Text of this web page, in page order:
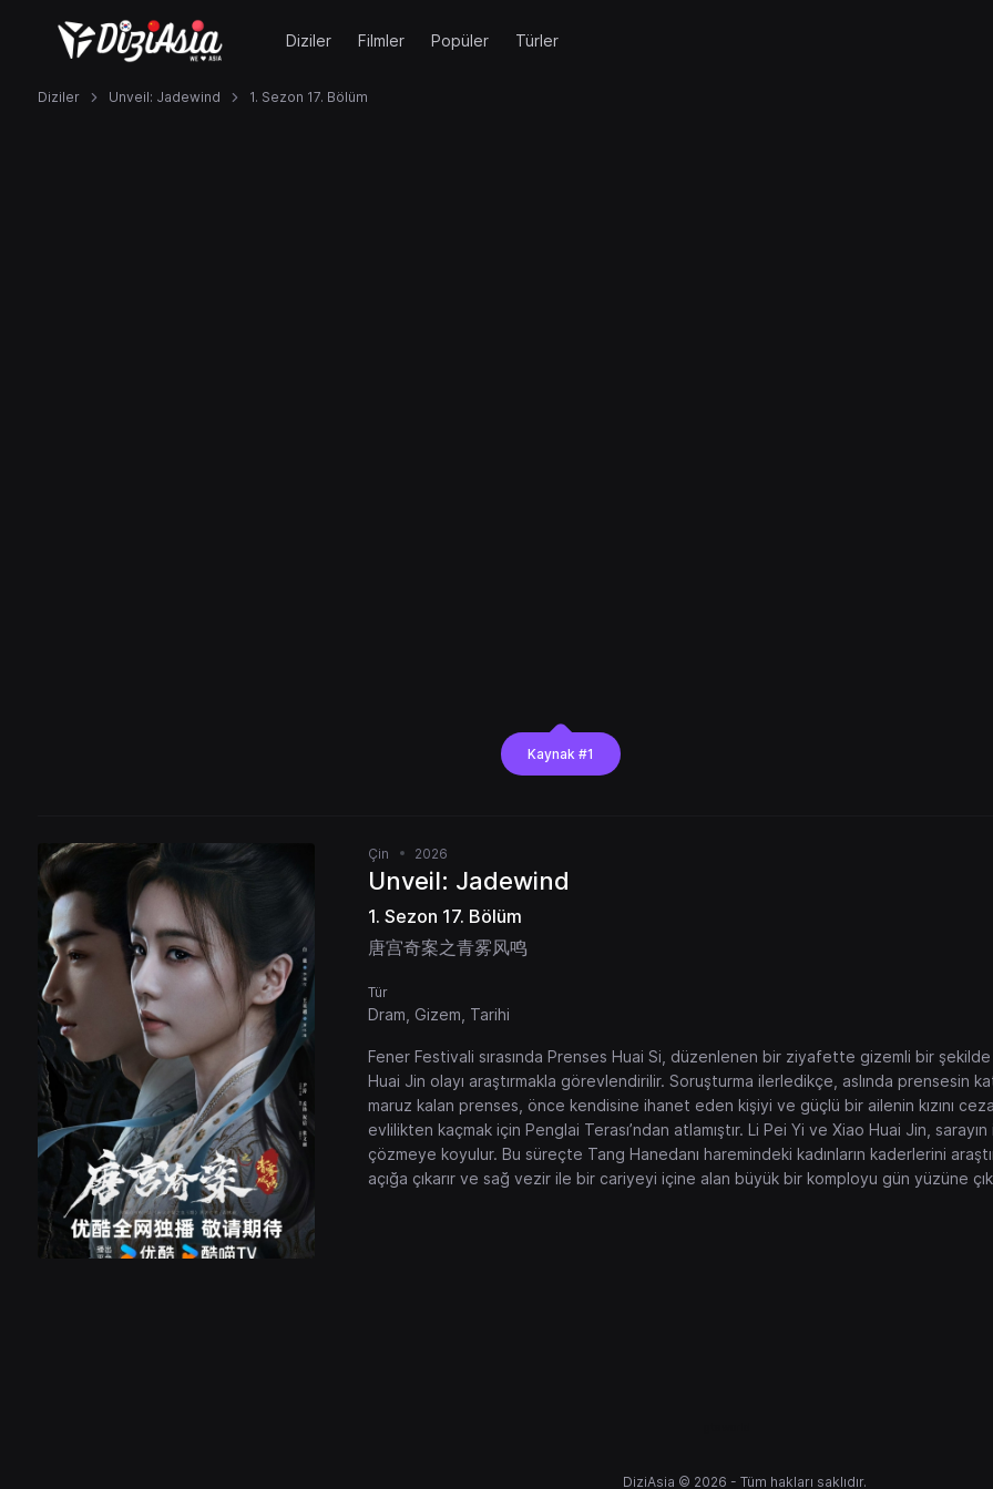
Diziler Filmler Popüler Türler
Diziler Unveil: Jadewind 1. Sezon 17. Bölüm
Kaynak #1
Çin 2026
Unveil: Jadewind
1. Sezon 17. Bölüm
唐宫奇案之青雾风鸣
Tür
Dram, Gizem, Tarihi
Fener Festivali sırasında Prenses Huai Si, düzenlenen bir ziyafette gizemli bir
Huai Jin olayı araştırmakla görevlendirilir. Soruşturma ilerledikçe, aslında prensesin
maruz kalan prenses, önce kendisine ihanet eden kişiyi ve güçlü bir ailenin kızını
evlilikten kaçmak için Penglai Terası’ndan atlamıştır. Li Pei Yi ve Xiao Huai Jin,
çözmeye koyulur. Bu süreçte Tang Hanedanı haremindeki kadınların kaderlerini
açığa çıkarır ve sağ vezir ile bir cariyeyi içine alan büyük bir komployu gün yüzüne
DiziAsia © 2026 - Tüm hakları saklıdır.